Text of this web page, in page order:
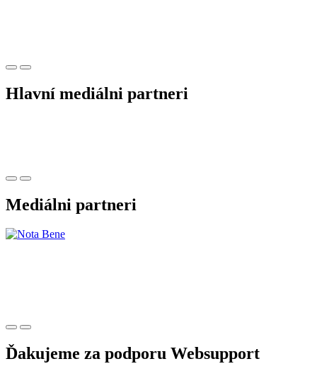
Hlavní mediálni partneri
Mediálni partneri
Ďakujeme za podporu Websupport